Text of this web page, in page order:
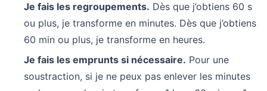
Je fais les regroupements. Dès que j’obtiens 60 s
ou plus, je transforme en minutes. Dès que j’obtiens
60 min ou plus, je transforme en heures.
Je fais les emprunts si nécessaire. Pour une
soustraction, si je ne peux pas enlever les minutes